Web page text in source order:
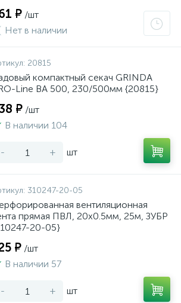
₽ /шт
Нет в наличии
20815
компактный секач GRINDA
Line BA 500, 230/500мм {20815}
₽ /шт
В наличии 104
- + шт
310247-20-05
вентиляционная
прямая ПВЛ, 20х0.5мм, 25м, ЗУБР
20-05}
₽ /шт
В наличии 57
- + шт